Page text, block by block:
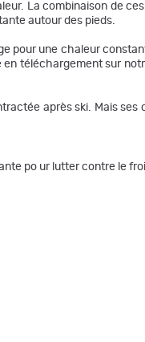
La combinaison de
autour des pieds.
pour une chaleur
téléchargement sur
après ski. Mais ses
po ur lutter contre le